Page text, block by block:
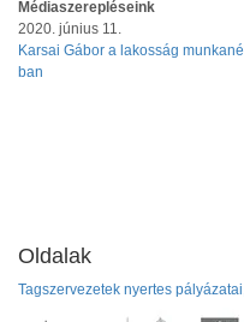
Médiaszerepléseink
2020. június 11.
Karsai Gábor a lakosság
ban
Oldalak
Tagszervezetek nyertes